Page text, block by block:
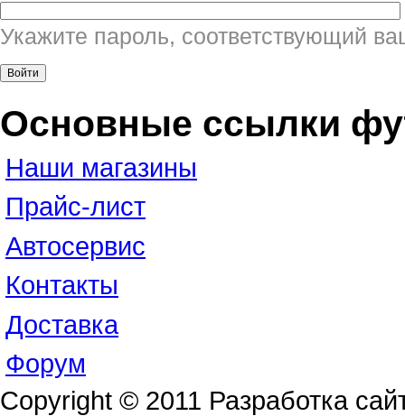
Укажите пароль, соответствующий
Основные ссылки
Наши магазины
Прайс-лист
Автосервис
Контакты
Доставка
Форум
Copyright © 2011 Разработка